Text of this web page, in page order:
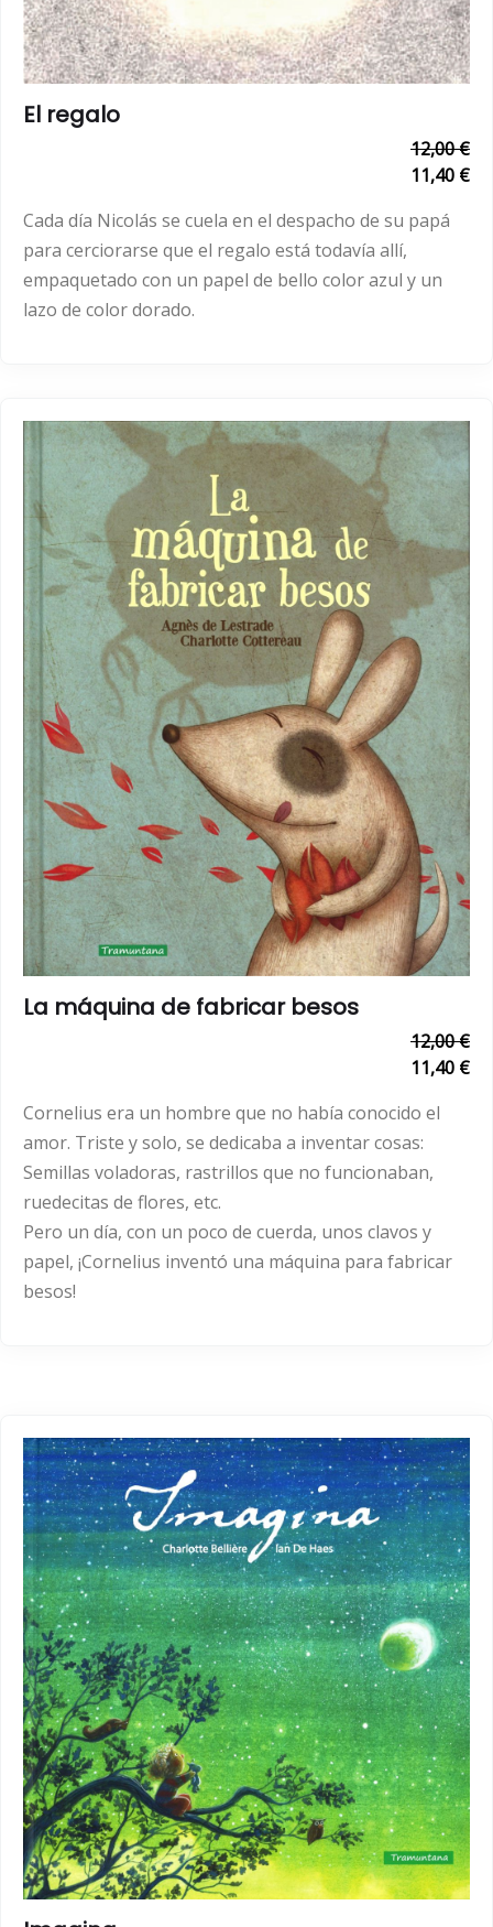
El regalo
12,00 €
11,40 €
Cada día Nicolás se cuela en el despacho de su papá
para cerciorarse que el regalo está todavía allí,
empaquetado con un papel de bello color azul y un
lazo de color dorado.
La máquina de fabricar besos
12,00 €
11,40 €
Cornelius era un hombre que no había conocido el
amor. Triste y solo, se dedicaba a inventar cosas:
Semillas voladoras, rastrillos que no funcionaban,
ruedecitas de flores, etc.
Pero un día, con un poco de cuerda, unos clavos y
papel, ¡Cornelius inventó una máquina para fabricar
besos!